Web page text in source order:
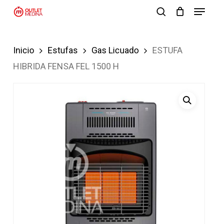
Skip
content
Menu
Inicio Estufas Gas Licuado
ESTUFA
HIBRIDA FENSA FEL 1500 H